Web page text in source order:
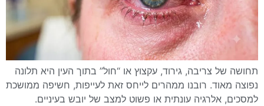
תחושה של צריבה, גירוד, עקצוץ או “חול” בתוך העין היא תלונה
נפוצה מאוד. רובנו ממהרים לייחס זאת לעייפות, חשיפה ממושכת
למסכים, אלרגיה עונתית או פשוט למצב של יובש בעיניים.